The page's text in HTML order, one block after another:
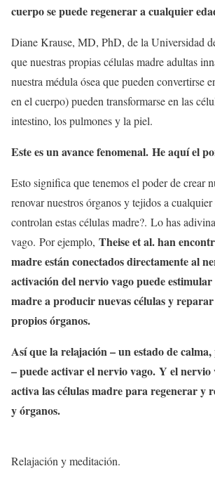
cuerpo se puede regenerar a cualquier
Diane Krause, MD, PhD, de la Universidad
que nuestras propias células madre adultas
nuestra médula ósea que pueden convertirse
en el cuerpo) pueden transformarse en las
intestino, los pulmones y la piel.
Este es un avance fenomenal. He aquí el
Esto significa que tenemos el poder de crear
renovar nuestros órganos y tejidos a
controlan estas células madre?. Lo has
vago. Por ejemplo, Theise et al. han
madre están conectados directamente al
activación del nervio vago puede estimular
madre a producir nuevas células y
propios órganos.
Así que la relajación – un estado de
– puede activar el nervio vago. Y el nervio
activa las células madre para regenerar y
y órganos.
Relajación y meditación.